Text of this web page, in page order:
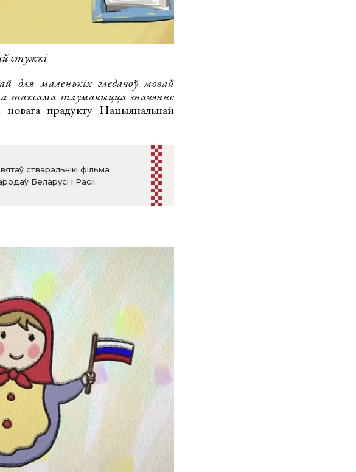
стужкі
для маленькіх гледачоў мовай
а таксама тлумачыцца значэнне
прадукту Нацыянальнай
стваральнікі фільма
Беларусі і Расіі.